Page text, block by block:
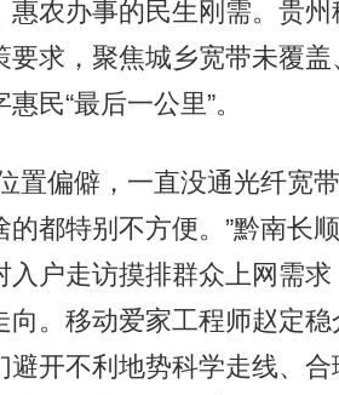
农办事的民生刚需。贵
要求，聚焦城乡宽带未覆
民“最后一公里”。
偏僻，一直没通光纤宽
都特别不方便。”黔南长
户走访摸排群众上网需
。移动爱家工程师赵定稳
开不利地势科学走线、